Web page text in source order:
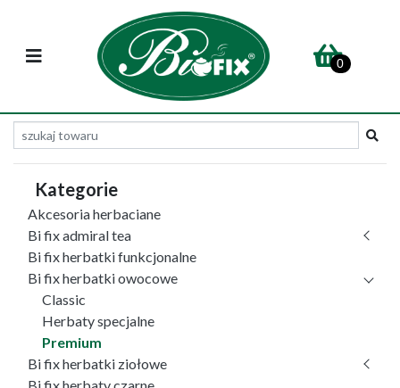
0
Kategorie
Akcesoria herbaciane
Bi fix admiral tea
Bi fix herbatki funkcjonalne
Bi fix herbatki owocowe
Classic
Herbaty specjalne
Premium
Bi fix herbatki ziołowe